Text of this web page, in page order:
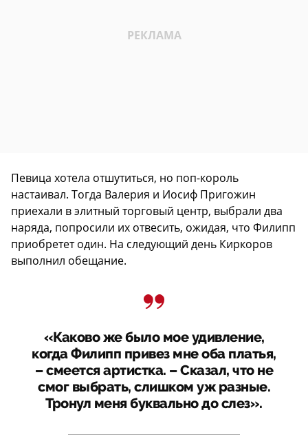
Певица хотела отшутиться, но поп-король
настаивал. Тогда Валерия и Иосиф Пригожин
приехали в элитный торговый центр, выбрали два
наряда, попросили их отвесить, ожидая, что Филипп
приобретет один. На следующий день Киркоров
выполнил обещание.
«Каково же было мое удивление,
когда Филипп привез мне оба платья,
– смеется артистка. – Сказал, что не
смог выбрать, слишком уж разные.
Тронул меня буквально до слез».